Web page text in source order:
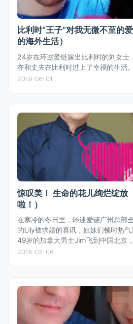
比利时“王子”对我无微不至的
的海外生活）
24岁在环逑爱链嫁出比利时的刘女士
在和丈夫在比利时过上了幸福的生活。
2019-06-01
惊叹美！ 生命的花儿绚烂绽放
啦！）
在寒冷的冬日里，环逑爱链广州总部
的Lily被求婚的喜讯，姐妹们顿时热
49岁的加拿大男士Jim飞到中国北京
浓浓的中国风情是Jim特别喜欢的！
2018-02-06